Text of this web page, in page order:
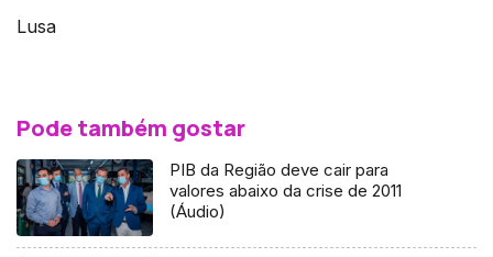
Lusa
Pode também gostar
PIB da Região deve cair para
valores abaixo da crise de 2011
(Áudio)